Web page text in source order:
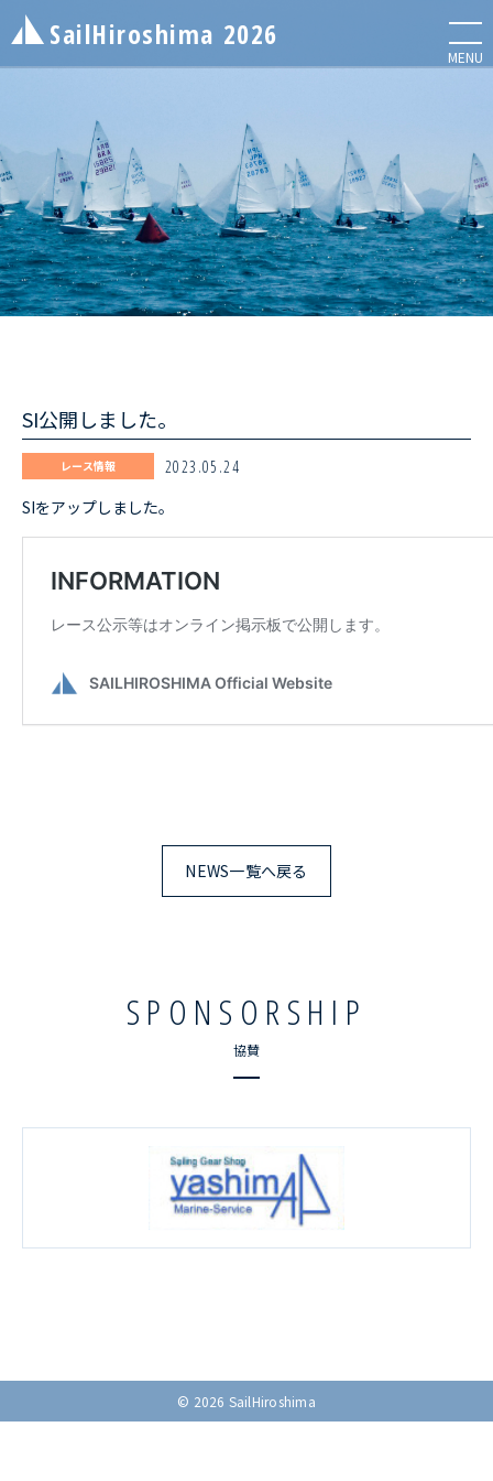
SailHiroshima 2026
MENU
メニ
NEWS お知らせ
INFORMATION
RESULTS
ACCESS アクセス
SI公開しました。
レース情報 2023.05.24
SIをアップしました。
NEWS一覧へ戻る
SPONSORSHIP
協賛
© 2026 SailHiroshima